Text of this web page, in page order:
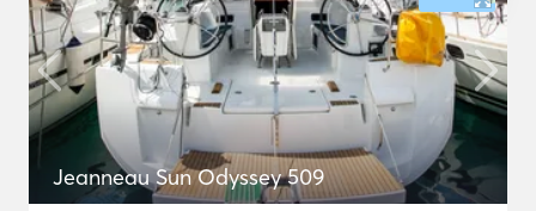
Jeanneau Sun Odyssey 509